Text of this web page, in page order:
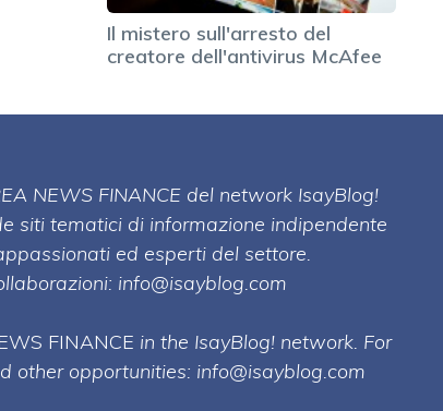
Il mistero sull'arresto del
creatore dell'antivirus McAfee
NEWS FINANCE del network IsayBlog!
siti tematici di informazione indipendente
ed esperti del settore.
info@isayblog.com
FINANCE in the IsayBlog! network. For
other opportunities: info@isayblog.com